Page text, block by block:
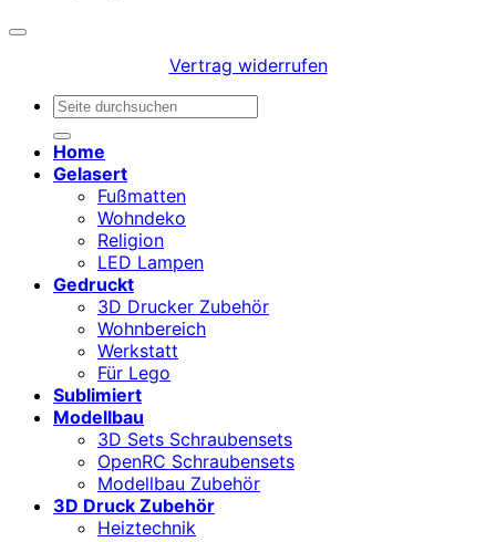
Vertrag widerrufen
Suchen
Home
Gelasert
Fußmatten
Wohndeko
Religion
LED Lampen
Gedruckt
3D Drucker Zubehör
Wohnbereich
Werkstatt
Für Lego
Sublimiert
Modellbau
3D Sets Schraubensets
OpenRC Schraubensets
Modellbau Zubehör
3D Druck Zubehör
Heiztechnik